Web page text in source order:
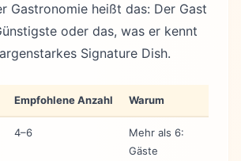
Gastronomie heißt das: Der Gast
oder das, was er kennt
Signature Dish.
Empfohlene Anzahl Warum
4–6
Mehr als 6:
Gäste